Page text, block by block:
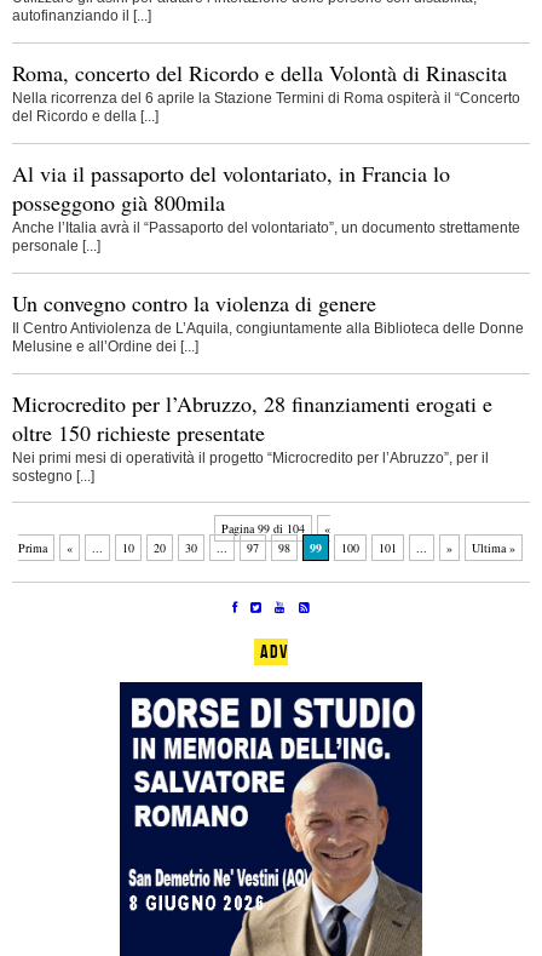
autofinanziando il [...]
Roma, concerto del Ricordo e della Volontà di Rinascita
Nella ricorrenza del 6 aprile la Stazione Termini di Roma ospiterà il “Concerto
del Ricordo e della [...]
Al via il passaporto del volontariato, in Francia lo
posseggono già 800mila
Anche l’Italia avrà il “Passaporto del volontariato”, un documento strettamente
personale [...]
Un convegno contro la violenza di genere
Il Centro Antiviolenza de L’Aquila, congiuntamente alla Biblioteca delle Donne
Melusine e all’Ordine dei [...]
Microcredito per l’Abruzzo, 28 finanziamenti erogati e
oltre 150 richieste presentate
Nei primi mesi di operatività il progetto “Microcredito per l’Abruzzo”, per il
sostegno [...]
Pagina 99 di 104
«
Prima
« ... 10 20 30 ... 97 98 99 100 101 ... » Ultima »
ADV